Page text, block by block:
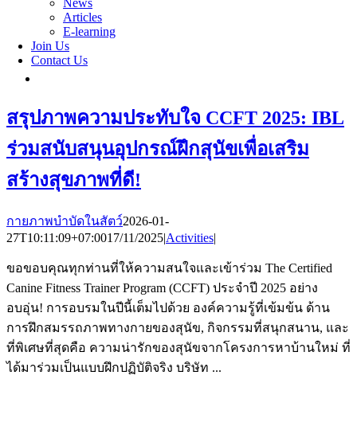
News
Articles
E-learning
Join Us
Contact Us
สรุปภาพความประทับใจ CCFT 2025: IBL
ร่วมสนับสนุนอุปกรณ์ฝึกสุนัขเพื่อเสริม
สร้างสุขภาพที่ดี!
กายภาพบำบัดในสัตว์2026-01-
27T10:11:09+07:0017/11/2025|Activities|
ขอขอบคุณทุกท่านที่ให้ความสนใจและเข้าร่วม The Certified
Canine Fitness Trainer Program (CCFT) ประจำปี 2025 อย่าง
อบอุ่น! การอบรมในปีนี้เต็มไปด้วย องค์ความรู้ที่เข้มข้น ด้าน
การฝึกสมรรถภาพทางกายของสุนัข, กิจกรรมที่สนุกสนาน, และ
ที่พิเศษที่สุดคือ ความน่ารักของสุนัขจากโครงการหาบ้านใหม่ ที่
ได้มาร่วมเป็นแบบฝึกปฏิบัติจริง บริษัท ...